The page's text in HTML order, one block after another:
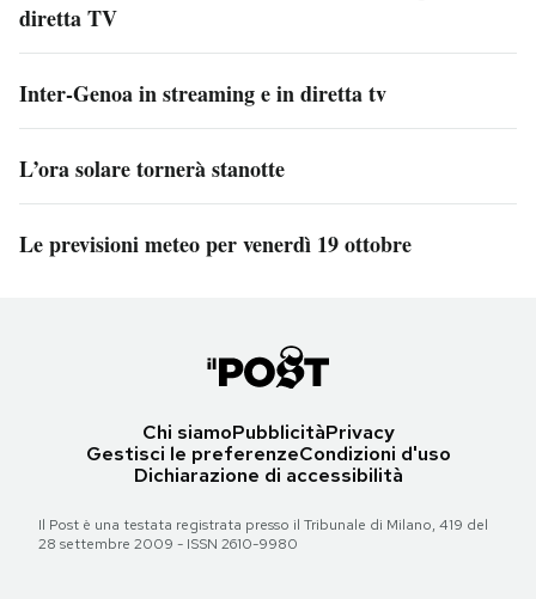
diretta TV
Inter-Genoa in streaming e in diretta tv
L’ora solare tornerà stanotte
Le previsioni meteo per venerdì 19 ottobre
Chi siamoPubblicitàPrivacy
Gestisci le preferenzeCondizioni d'uso
Dichiarazione di accessibilità
Il Post è una testata registrata presso il Tribunale di Milano, 419 del
28 settembre 2009 - ISSN 2610-9980